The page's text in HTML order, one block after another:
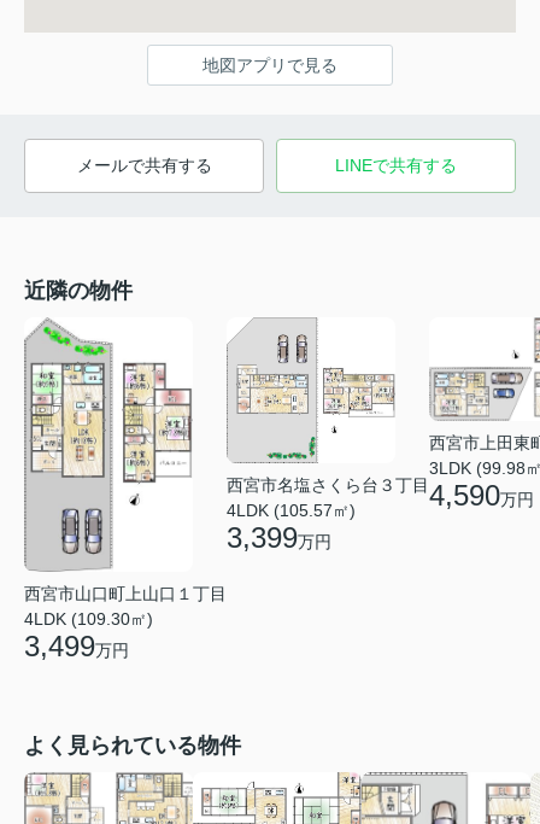
地図アプリで見る
メールで共有する LINEで共有する
近隣の物件
西宮市山口町上山口１丁目
4LDK (109.30㎡)
3,499万円
西宮市名塩さくら台３丁目
4LDK (105.57㎡)
3,399万円
西宮市上田東
3LDK (99.98
4,590万円
よく見られている物件